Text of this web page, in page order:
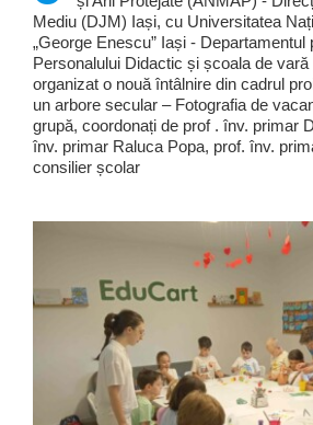
Mediu (DJM) Iași, cu Universitatea
„George Enescu” Iași - Departamentul
Personalului Didactic și școala de
organizat o nouă întâlnire din cadrul
un arbore secular – Fotografia de
grupă, coordonați de prof . înv. primar
înv. primar Raluca Popa, prof. înv.
consilier școlar